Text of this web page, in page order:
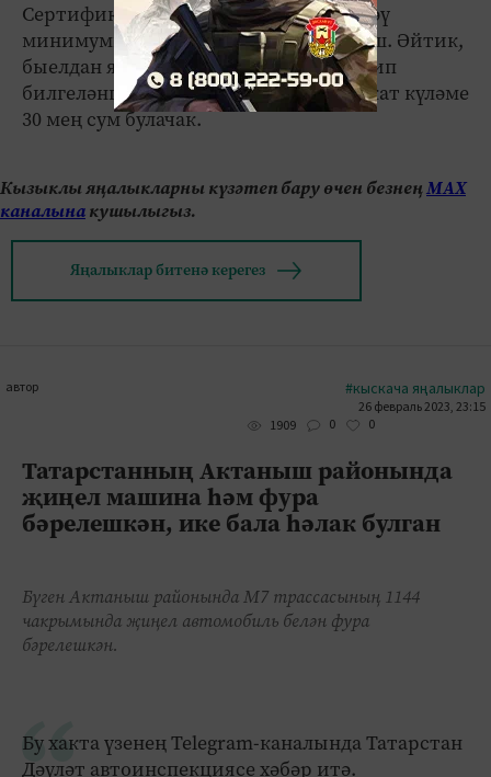
Сертификат күләме ике төбәкнең яшәү
минимумыннан да ким булмаска тиеш. Әйтик,
быелдан яшәү минимумы 14375 сум дип
билгеләнгән. Шулай булгач, сертификат күләме
30 мең сум булачак.
Кызыклы яңалыкларны күзәтеп бару өчен безнеңМАХ
каналынакушылыгыз.
Яңалыклар битенә керегез
автор #кыскача яңалыклар
26 февраль 2023, 23:15
1909
0 0
Татарстанның Актаныш районында
җиңел машина һәм фура
бәрелешкән, ике бала һәлак булган
Бүген Актаныш районында М7 трассасының 1144
чакрымында җиңел автомобиль белән фура
бәрелешкән.
Бу хакта үзенең Telegram-каналында Татарстан
Дәүләт автоинспекциясе хәбәр итә.